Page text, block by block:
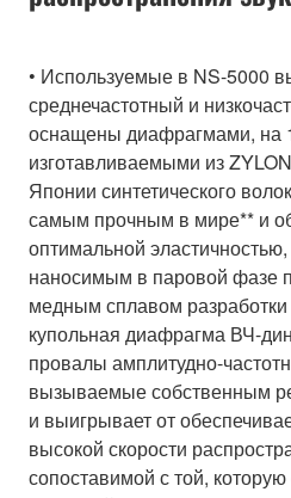
• Используемые в NS-5000
среднечастотный и
оснащены диафрагмами, на
изготавливаемыми из
Японии синтетического
самым прочным в мире** и
оптимальной
наносимым в паровой фазе
медным сплавом
купольная диафрагма ВЧ-
провалы амплитудно-
вызываемые собственным
и выигрывает от
высокой скорости
сопоставимой с той,